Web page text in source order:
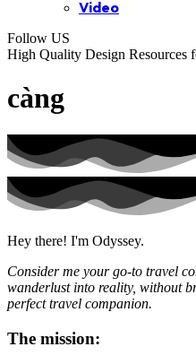
Video
Follow US
High Quality Design Resources
càng
Hey there! I'm Odyssey.
Consider me your go-to travel
wanderlust into reality, without
perfect travel companion.
The mission: